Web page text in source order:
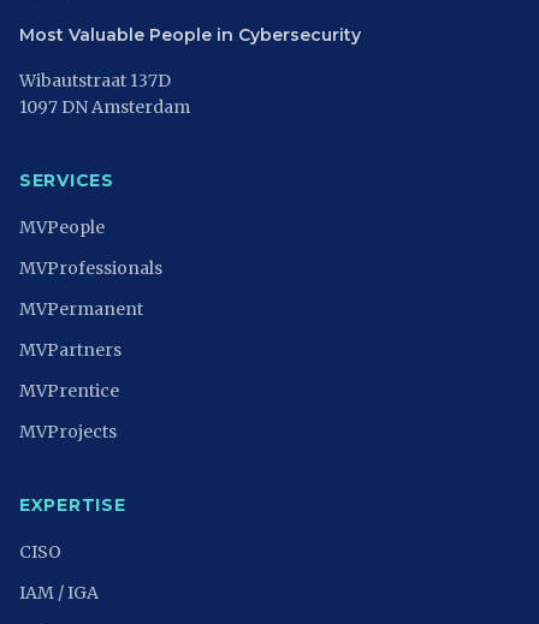
Most Valuable People in Cybersecurity
Wibautstraat 137D
1097 DN Amsterdam
SERVICES
MVPeople
MVProfessionals
MVPermanent
MVPartners
MVPrentice
MVProjects
EXPERTISE
CISO
IAM / IGA